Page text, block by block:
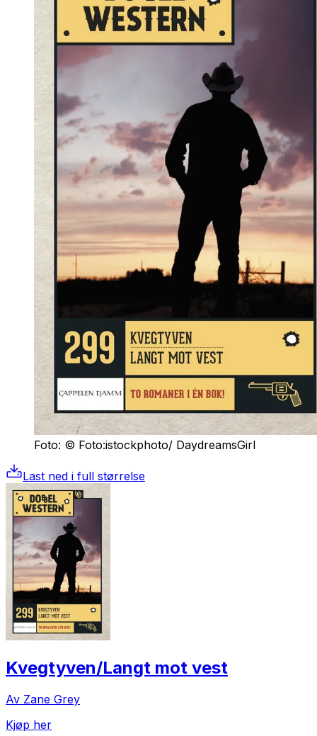
Foto: © Foto:istockphoto/ DaydreamsGirl
Last ned i full størrelse
Kvegtyven/Langt mot vest
Av Zane Grey
Kjøp her